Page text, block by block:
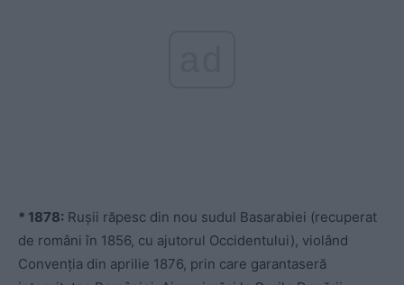
* 1878: Rușii răpesc din nou sudul Basarabiei (recuperat
de români în 1856, cu ajutorul Occidentului), violând
Convenția din aprilie 1876, prin care garantaseră